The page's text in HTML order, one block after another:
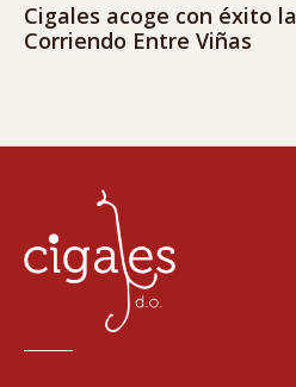
Cigales acoge con éxito
Corriendo Entre Viñas